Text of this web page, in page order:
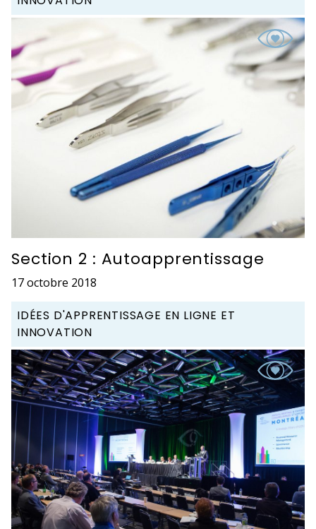
Section 2 : Autoapprentissage
17 octobre 2018
IDÉES D'APPRENTISSAGE EN LIGNE ET
INNOVATION